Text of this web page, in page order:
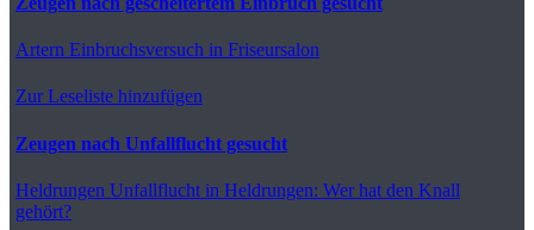
Artern Einbruchsversuch in Friseursalon
Zur Leseliste hinzufügen
Zeugen nach Unfallflucht gesucht
Heldrungen Unfallflucht in Heldrungen: Wer hat den Knall
gehört?